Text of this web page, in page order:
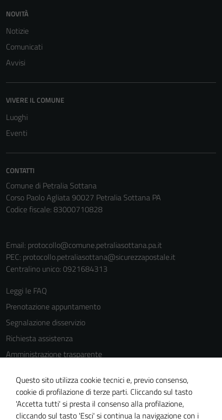
NOVITÀ
Notizie
Comunicati
Avvisi
VIVERE IL COMUNE
Luoghi
Eventi
CONTATTI
Comune di Petralia Sottana
Corso Paolo Agliata 90027 Petralia Sottana PA
Codice fiscale: 83000710828
Email: protocollo@comune.petraliasottana.pa.it
PEC: protocollo.petraliasottana@sicurezzapostale.it
Centralino unico: 0921684313
Leggi le FAQ
Prenotazione appuntamento
Segnalazione disservizio
Richiesta assistenza
Amministrazione trasparente
Cookie Policy
Note legali
Dichiarazione di accessibilità
Questo sito utilizza cookie tecnici e, previo consenso,
cookie di profilazione di terze parti. Cliccando sul tasto
'Accetta tutti' si presta il consenso alla profilazione,
cliccando sul tasto 'Esci' si continua la navigazione con i